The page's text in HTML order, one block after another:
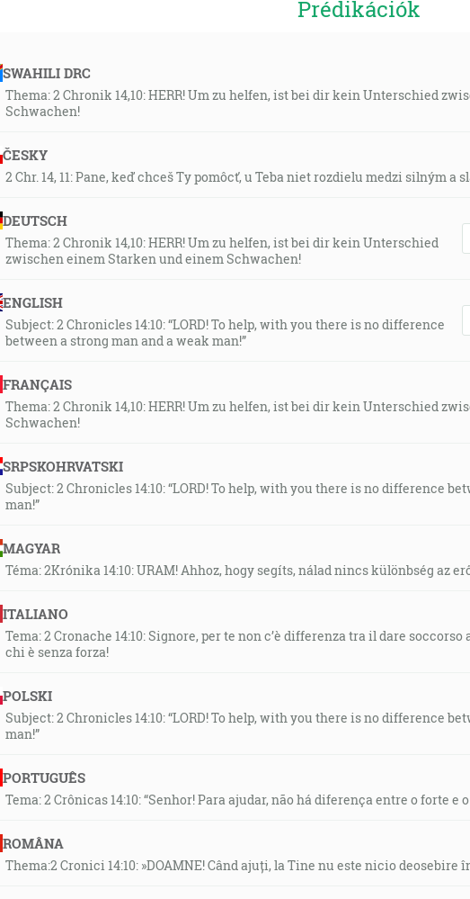
Prédikációk
SWAHILI DRC
Thema: 2 Chronik 14,10: HERR! Um zu helfen, ist bei dir kein Unterschied
Schwachen!
ČESKY
2 Chr. 14, 11: Pane, keď chceš Ty pomôcť, u Teba niet rozdielu medzi silným a
DEUTSCH
Thema: 2 Chronik 14,10: HERR! Um zu helfen, ist bei dir kein Unterschied
zwischen einem Starken und einem Schwachen!
ENGLISH
Subject: 2 Chronicles 14:10: “LORD! To help, with you there is no difference
between a strong man and a weak man!”
FRANÇAIS
Thema: 2 Chronik 14,10: HERR! Um zu helfen, ist bei dir kein Unterschied
Schwachen!
SRPSKOHRVATSKI
Subject: 2 Chronicles 14:10: “LORD! To help, with you there is no difference
man!”
MAGYAR
Téma: 2Krónika 14:10: URAM! Ahhoz, hogy segíts, nálad nincs különbség az
ITALIANO
Tema: 2 Cronache 14:10: Signore, per te non c’è differenza tra il dare
chi è senza forza!
POLSKI
Subject: 2 Chronicles 14:10: “LORD! To help, with you there is no difference
man!”
PORTUGUÊS
Tema: 2 Crônicas 14:10: “Senhor! Para ajudar, não há diferença entre o forte e
ROMÂNA
Thema:2 Cronici 14:10: »DOAMNE! Când ajuți, la Tine nu este nicio deosebire